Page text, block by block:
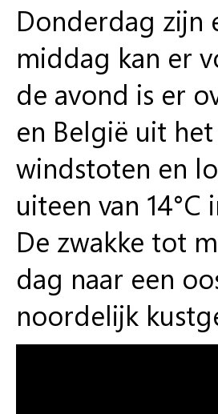
Donderdag zijn
middag kan er
de avond is er
en België uit
windstoten en
uiteen van
De zwakke tot
dag naar een
noordelijk